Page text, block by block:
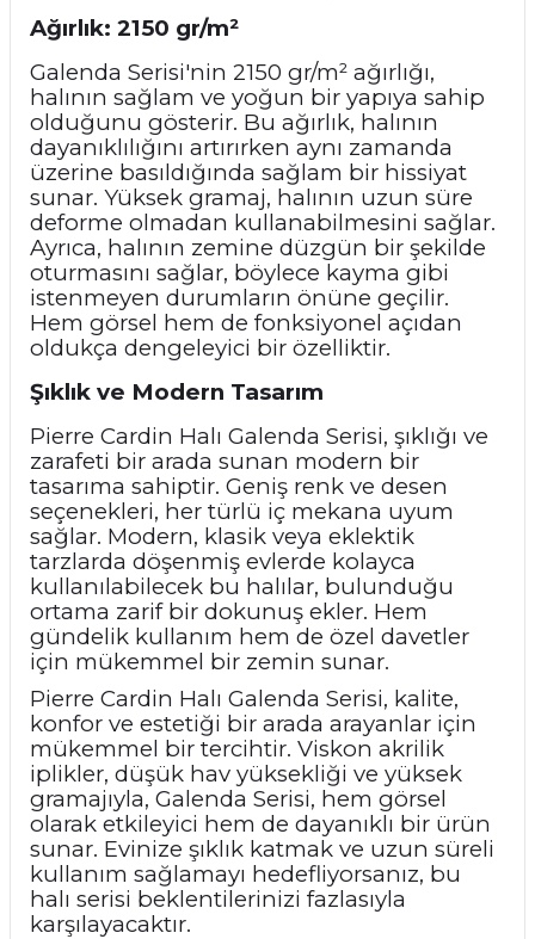
Ağırlık: 2150 gr/m²
Galenda Serisi'nin 2150 gr/m² ağırlığı,
halının sağlam ve yoğun bir yapıya sahip
olduğunu gösterir. Bu ağırlık, halının
dayanıklılığını artırırken aynı zamanda
üzerine basıldığında sağlam bir hissiyat
sunar. Yüksek gramaj, halının uzun süre
deforme olmadan kullanabilmesini sağlar.
Ayrıca, halının zemine düzgün bir şekilde
oturmasını sağlar, böylece kayma gibi
istenmeyen durumların önüne geçilir.
Hem görsel hem de fonksiyonel açıdan
oldukça dengeleyici bir özelliktir.
Şıklık ve Modern Tasarım
Pierre Cardin Halı Galenda Serisi, şıklığı ve
zarafeti bir arada sunan modern bir
tasarıma sahiptir. Geniş renk ve desen
seçenekleri, her türlü iç mekana uyum
sağlar. Modern, klasik veya eklektik
tarzlarda döşenmiş evlerde kolayca
kullanılabilecek bu halılar, bulunduğu
ortama zarif bir dokunuş ekler. Hem
gündelik kullanım hem de özel davetler
için mükemmel bir zemin sunar.
Pierre Cardin Halı Galenda Serisi, kalite,
konfor ve estetiği bir arada arayanlar için
mükemmel bir tercihtir. Viskon akrilik
iplikler, düşük hav yüksekliği ve yüksek
gramajıyla, Galenda Serisi, hem görsel
olarak etkileyici hem de dayanıklı bir ürün
sunar. Evinize şıklık katmak ve uzun süreli
kullanım sağlamayı hedefliyorsanız, bu
halı serisi beklentilerinizi fazlasıyla
karşılayacaktır.